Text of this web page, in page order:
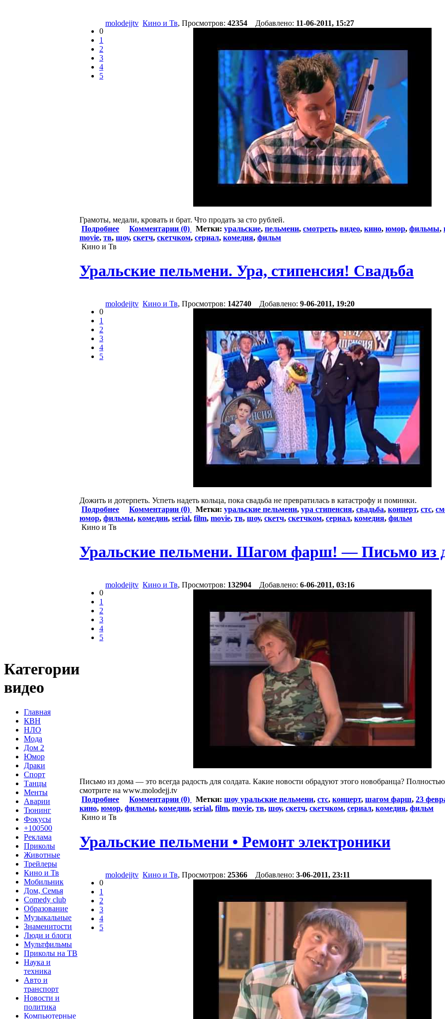
Категории
видео
Главная
КВН
НЛО
Мода
Дом 2
Юмор
Драки
Спорт
Танцы
Менты
Аварии
Тюнинг
Фокусы
+100500
Реклама
Приколы
Животные
Трейлеры
Кино и Тв
Мобильник
Дом, Семья
Comedy club
Образование
Музыкальные
Знаменитости
Люди и блоги
Мультфильмы
Приколы на ТВ
Наука и
техника
Авто и
транспорт
Новости и
политика
Компьютерные
0
1
2
3
4
5
molodejjtv Кино и Тв, Просмотров: 42354 Добавлено: 11-06-2011, 15:27
Грамоты, медали, кровать и брат. Что продать за сто рублей.
Подробнее
Комментарии (0) Метки: уральские, пельмени, смотреть, видео, кино, юмор, фильмы,
movie, тв, шоу, скетч, скетчком, сериал, комедия, фильм
Кино и Тв
Уральские пельмени. Ура, стипенсия! Свадьба
0
1
2
3
4
5
molodejjtv Кино и Тв, Просмотров: 142740 Добавлено: 9-06-2011, 19:20
Дожить и дотерпеть. Успеть надеть кольца, пока свадьба не превратилась в катастрофу и поминки.
Подробнее
Комментарии (0) Метки: уральские пельмени, ура стипенсия, свадьба, концерт, стс,
юмор, фильмы, комедии, serial, film, movie, тв, шоу, скетч, скетчком, сериал, комедия, фильм
Кино и Тв
Уральские пельмени. Шагом фарш! — Письмо из
0
1
2
3
4
5
molodejjtv Кино и Тв, Просмотров: 132904 Добавлено: 6-06-2011, 03:16
Письмо из дома — это всегда радость для солдата. Какие новости обрадуют этого новобранца?
смотрите на www.molodejj.tv
Подробнее
Комментарии (0) Метки: шоу уральские пельмени, стс, концерт, шагом фарш, 23
кино, юмор, фильмы, комедии, serial, film, movie, тв, шоу, скетч, скетчком, сериал, комедия, фильм
Кино и Тв
Уральские пельмени • Ремонт электроники
0
1
2
3
4
5
molodejjtv Кино и Тв, Просмотров: 25366 Добавлено: 3-06-2011, 23:11